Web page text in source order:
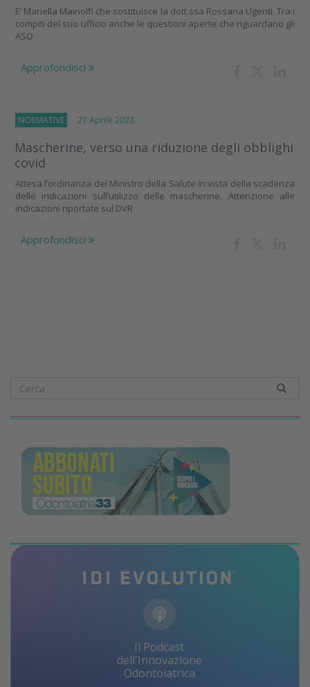
E’ Mariella Mainolfi che sostituisce la dott.ssa Rossana Ugenti. Tra i
compiti del suo ufficio anche le questioni aperte che riguardano gli
ASO
Approfondisci
NORMATIVE 27 Aprile 2023
Mascherine, verso una riduzione degli obblighi
covid
Attesa l’ordinanza del Ministro della Salute in vista della scadenza
delle indicazioni sull’utilizzo delle mascherine. Attenzione alle
indicazioni riportate sul DVR
Approfondisci
Il Podcast
dell'Innovazione
Odontoiatrica